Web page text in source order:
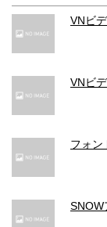
映画レベルのビデオ
VNビ
VNビ
フォン
SNOW